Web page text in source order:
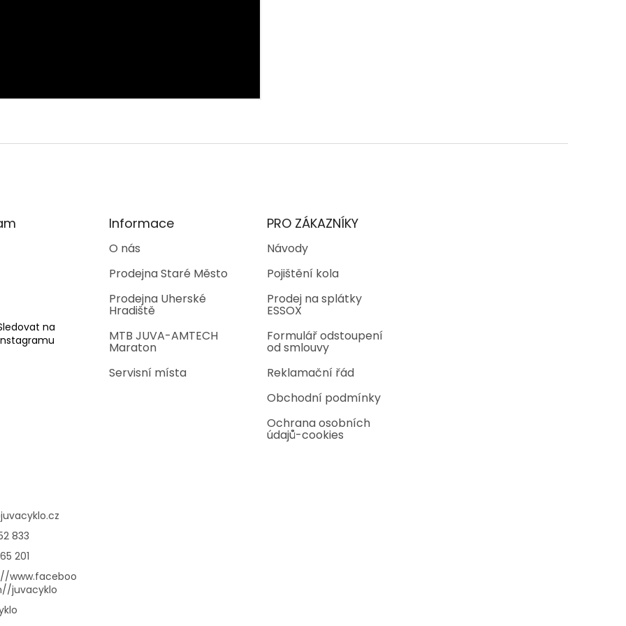
na
Informace
O nás
Prodejna Staré Město
Prodejna Uherské
Hradiště
MTB JUVA-AMTECH
Maraton
Servisní místa
PRO ZÁKAZNÍKY
Návody
Pojištění kola
Prodej na splátky
ESSOX
Formulář odstoupení
od smlouvy
Reklamační řád
Obchodní podmínky
Ochrana osobních
údajů-cookies
juvacyklo.cz
833
201
www.faceboo
juvacyklo